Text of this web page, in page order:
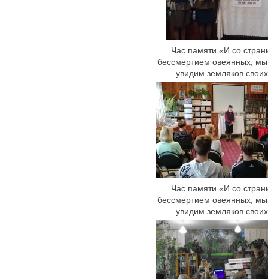
Час памяти «И со
бессмертием овеянных, мы
увидим земляков
Час памяти «И со
бессмертием овеянных, мы
увидим земляков